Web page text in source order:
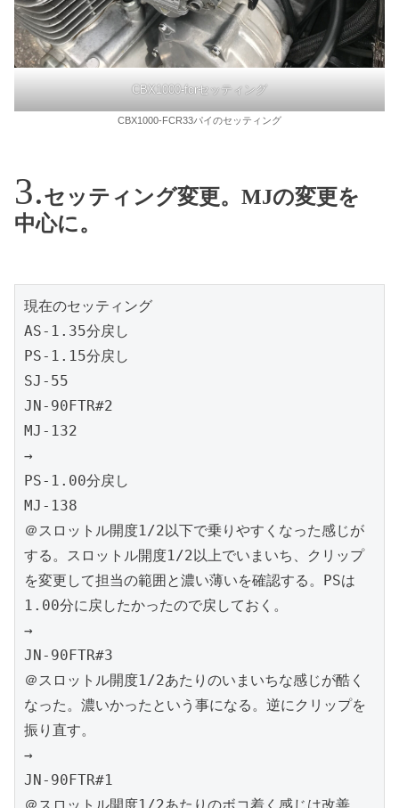
CBX1000-fcrセッティング
CBX1000-FCR33パイのセッティング
セッティング変更。MJの変更を
中心に。
現在のセッティング
AS-1.35分戻し
PS-1.15分戻し
SJ-55
JN-90FTR#2
MJ-132
→
PS-1.00分戻し
MJ-138
＠スロットル開度1/2以下で乗りやすくなった感じが
する。スロットル開度1/2以上でいまいち、クリップ
を変更して担当の範囲と濃い薄いを確認する。PSは
1.00分に戻したかったので戻しておく。
→
JN-90FTR#3
＠スロットル開度1/2あたりのいまいちな感じが酷く
なった。濃いかったという事になる。逆にクリップを
振り直す。
→
JN-90FTR#1